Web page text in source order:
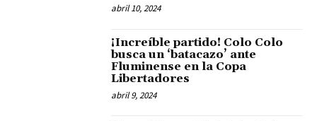
abril 10, 2024
¡Increíble partido! Colo Colo
busca un ‘batacazo’ ante
Fluminense en la Copa
Libertadores
abril 9, 2024